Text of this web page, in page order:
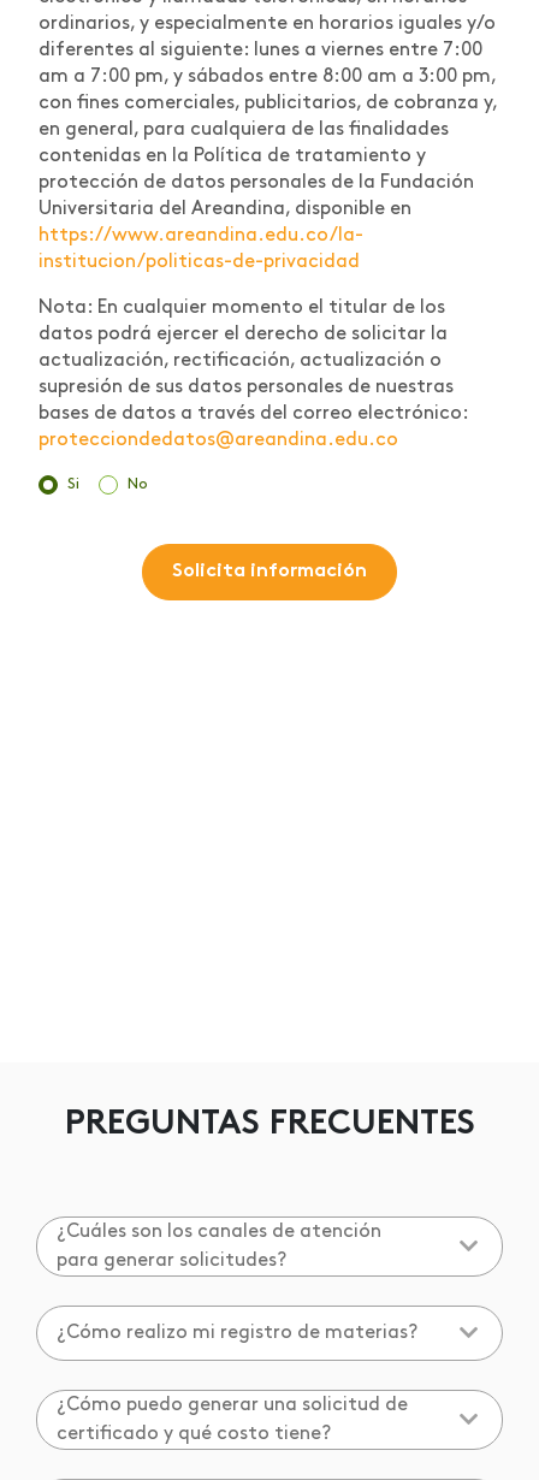
ordinarios, y especialmente en horarios iguales y/o
diferentes al siguiente: lunes a viernes entre 7:00
am a 7:00 pm, y sábados entre 8:00 am a 3:00 pm,
con fines comerciales, publicitarios, de cobranza y,
en general, para cualquiera de las finalidades
contenidas en la Política de tratamiento y
protección de datos personales de la Fundación
Universitaria del Areandina, disponible en
https://www.areandina.edu.co/la-
institucion/politicas-de-privacidad
Nota: En cualquier momento el titular de los
datos podrá ejercer el derecho de solicitar la
actualización, rectificación, actualización o
supresión de sus datos personales de nuestras
bases de datos a través del correo electrónico:
protecciondedatos@areandina.edu.co
Si No
Solicita información
PREGUNTAS FRECUENTES
¿Cuáles son los canales de atención
para generar solicitudes?
¿Cómo realizo mi registro de materias?
¿Cómo puedo generar una solicitud de
certificado y qué costo tiene?